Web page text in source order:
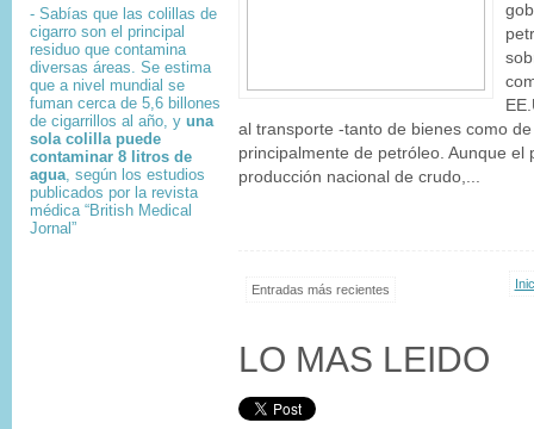
- Sabías que l as colillas de
cigarro son el principal
residuo que contamina
diversas áreas. Se estima
que a nivel mundial se
fuman cerca de 5,6 billones
de cigarrillos al año, y una
sola colilla puede
contaminar 8 litros de
agua, según los estudios
publicados por la revista
médica “British Medical
Jornal”
al transporte -tanto de bienes como
principalmente de petróleo. Aunque el
producción nacional de crudo,...
Entradas más recientes
LO MAS LEIDO